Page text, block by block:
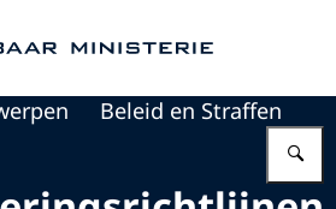
Beleid en Straffen